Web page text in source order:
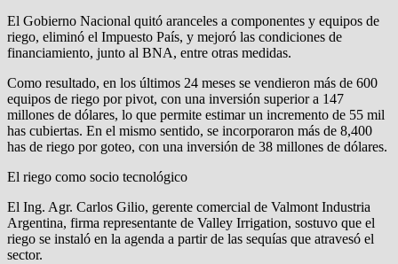
El Gobierno Nacional quitó aranceles a componentes y equipos de
riego, eliminó el Impuesto País, y mejoró las condiciones de
financiamiento, junto al BNA, entre otras medidas.
Como resultado, en los últimos 24 meses se vendieron más de 600
equipos de riego por pivot, con una inversión superior a 147
millones de dólares, lo que permite estimar un incremento de 55 mil
has cubiertas. En el mismo sentido, se incorporaron más de 8,400
has de riego por goteo, con una inversión de 38 millones de dólares.
El riego como socio tecnológico
El Ing. Agr. Carlos Gilio, gerente comercial de Valmont Industria
Argentina, firma representante de Valley Irrigation, sostuvo que el
riego se instaló en la agenda a partir de las sequías que atravesó el
sector.